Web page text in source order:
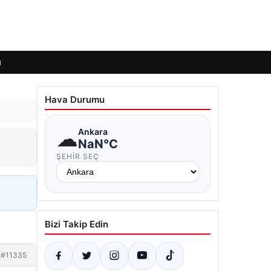
#11335
Hava Durumu
☁Ankara
NaN°C
ŞEHIR SEÇ
Bizi Takip Edin